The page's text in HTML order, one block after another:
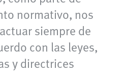
normativo, nos
siempre de
con las leyes,
y directrices